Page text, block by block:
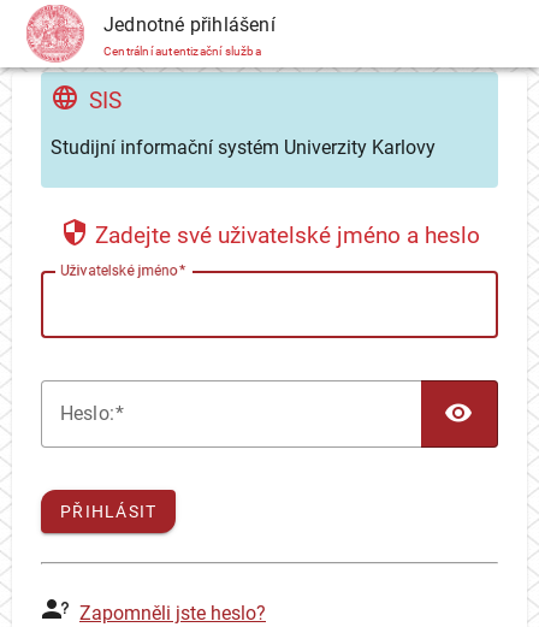
CAS Jednotné přihlášení
Centrální autentizační služba
SIS
Studijní informační systém Univerzity Karlovy
Zadejte své uživatelské jméno a heslo
Uživatelské jméno
Heslo:
PŘIHLÁSIT
Zapomněli jste heslo?